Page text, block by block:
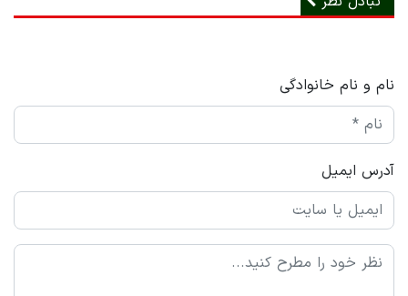
نام و نام خانوادگی
آدرس ایمیل